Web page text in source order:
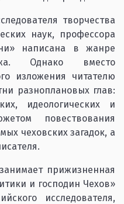
творчества
наук, профессора
написана в жанре
Однако вместо
изложения читателю
разноплановых глав:
идеологических и
повествования
чеховских загадок, а
прижизненная
и господин Чехов»
исследователя,